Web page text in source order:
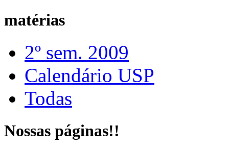
matérias
2º sem. 2009
Calendário USP
Todas
Nossas páginas!!